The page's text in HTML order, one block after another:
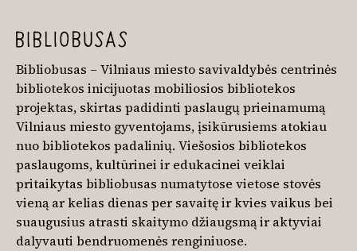
Bibliobusas – Vilniaus miesto savivaldybės centrinės
bibliotekos inicijuotas mobiliosios bibliotekos
projektas, skirtas padidinti paslaugų prieinamumą
Vilniaus miesto gyventojams, įsikūrusiems atokiau
nuo bibliotekos padalinių. Viešosios bibliotekos
paslaugoms, kultūrinei ir edukacinei veiklai
pritaikytas bibliobusas numatytose vietose stovės
vieną ar kelias dienas per savaitę ir kvies vaikus bei
suaugusius atrasti skaitymo džiaugsmą ir aktyviai
dalyvauti bendruomenės renginiuose.